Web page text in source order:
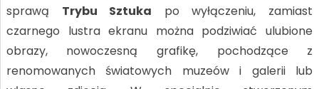
sprawą Trybu Sztuka po wyłączeniu, zamiast
czarnego lustra ekranu można podziwiać ulubione
obrazy, nowoczesną grafikę, pochodzące z
renomowanych światowych muzeów i galerii lub